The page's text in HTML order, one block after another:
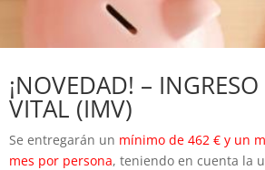
¡NOVEDAD! –
VITAL (IMV)
Se entregarán un mínimo de 462 € y un
mes por persona, teniendo en cuenta la